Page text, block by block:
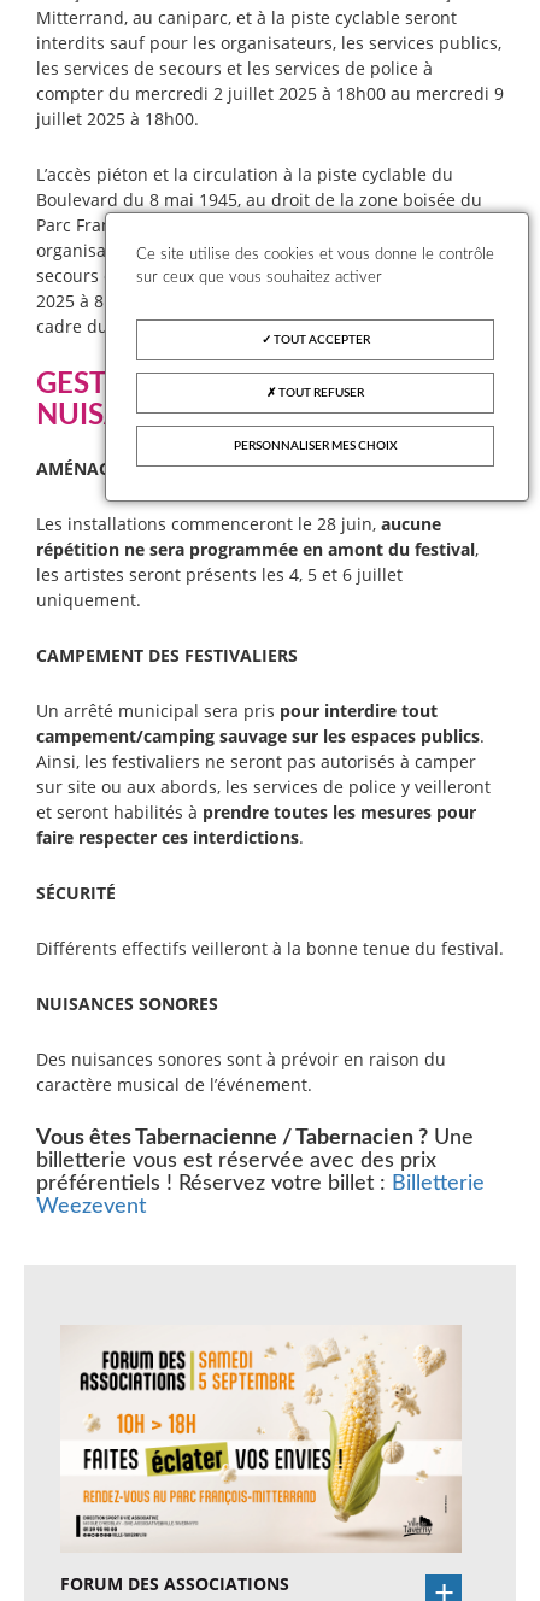
Mitterrand, au caniparc, et à la piste cyclable seront
interdits sauf pour les organisateurs, les services publics,
les services de secours et les services de police à
compter du mercredi 2 juillet 2025 à 18h00 au mercredi 9
juillet 2025 à 18h00.
L’accès piéton et la circulation à la piste cyclable du
Boulevard du 8 mai 1945, au droit de la zone boisée du
Parc François Mitterrand seront interdits, sauf pour les
organisateurs, les services publics, les services de
secours et les services de police du mercredi 2 juillet
2025 à 8h00 au mercredi 9 juillet 2025 à 18h00, dans le
cadre du festival « DO YOU REMEMBER ».
GESTION PRÉVENTION
NUISANCES
AMÉNAGEMENT DU FESTIVAL
Les installations commenceront le 28 juin, aucune
répétition ne sera programmée en amont du festival,
les artistes seront présents les 4, 5 et 6 juillet
uniquement.
CAMPEMENT DES FESTIVALIERS
Un arrêté municipal sera pris pour interdire tout
campement/camping sauvage sur les espaces publics.
Ainsi, les festivaliers ne seront pas autorisés à camper
sur site ou aux abords, les services de police y veilleront
et seront habilités à prendre toutes les mesures pour
faire respecter ces interdictions.
SÉCURITÉ
Différents effectifs veilleront à la bonne tenue du festival.
NUISANCES SONORES
Des nuisances sonores sont à prévoir en raison du
caractère musical de l’événement.
Vous êtes Tabernacienne / Tabernacien ? Une
billetterie vous est réservée avec des prix
préférentiels ! Réservez votre billet : Billetterie
Weezevent
FORUM DES ASSOCIATIONS
Ce site utilise des cookies et vous donne le contrôle
sur ceux que vous souhaitez activer
TOUT ACCEPTER
TOUT REFUSER
PERSONNALISER MES CHOIX